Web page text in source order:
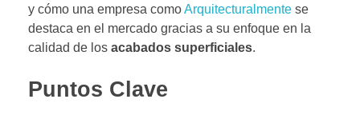
y cómo una empresa comoArquitecturalmente se
destaca en el mercado gracias a su enfoque en la
calidad de los acabados superficiales.
Puntos Clave